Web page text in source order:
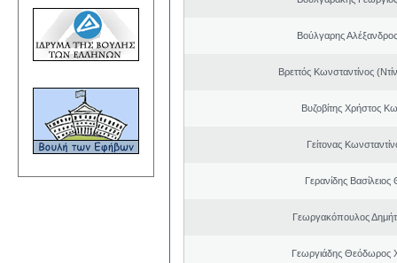
Βούλγαρης
Βρεττός Κωνσταντίνος
Βυζοβίτης Χρήστος
Γείτονας
Γερανίδης
Γεωργακόπουλος
Γεωργιάδης Θεόδωρος